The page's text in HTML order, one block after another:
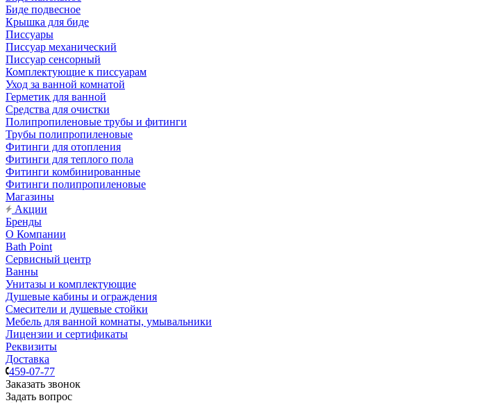
Биде подвесное
Крышка для биде
Писсуары
Писсуар механический
Писсуар сенсорный
Комплектующие к писсуарам
Уход за ванной комнатой
Герметик для ванной
Средства для очистки
Полипропиленовые трубы и фитинги
Трубы полипропиленовые
Фитинги для отопления
Фитинги для теплого пола
Фитинги комбинированные
Фитинги полипропиленовые
Магазины
Акции
Бренды
О Компании
Bath Point
Сервисный центр
Ванны
Унитазы и комплектующие
Душевые кабины и ограждения
Смесители и душевые стойки
Мебель для ванной комнаты, умывальники
Лицензии и сертификаты
Реквизиты
Доставка
459-07-77
Заказать звонок
Задать вопрос